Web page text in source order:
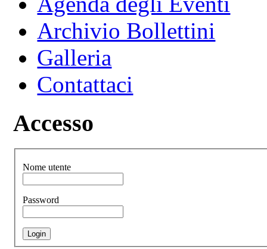
Archivio Bollettini
Galleria
Contattaci
Accesso
Nome utente
Password